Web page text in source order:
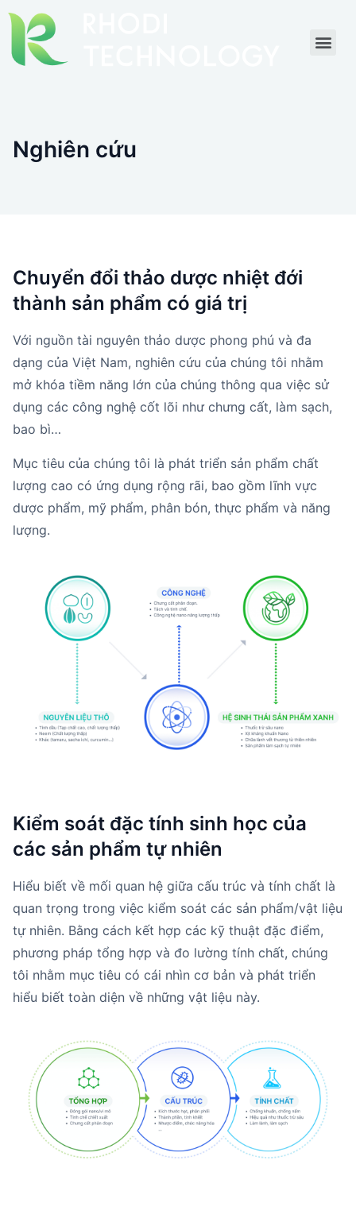
Nghiên cứu
Chuyển đổi thảo dược nhiệt đới
thành sản phẩm có giá trị
Với nguồn tài nguyên thảo dược phong phú và đa
dạng của Việt Nam, nghiên cứu của chúng tôi nhằm
mở khóa tiềm năng lớn của chúng thông qua việc sử
dụng các công nghệ cốt lõi như chưng cất, làm sạch,
bao bì…
Mục tiêu của chúng tôi là phát triển sản phẩm chất
lượng cao có ứng dụng rộng rãi, bao gồm lĩnh vực
dược phẩm, mỹ phẩm, phân bón, thực phẩm và năng
lượng.
Kiểm soát đặc tính sinh học của
các sản phẩm tự nhiên
Hiểu biết về mối quan hệ giữa cấu trúc và tính chất là
quan trọng trong việc kiểm soát các sản phẩm/vật liệu
tự nhiên. Bằng cách kết hợp các kỹ thuật đặc điểm,
phương pháp tổng hợp và đo lường tính chất, chúng
tôi nhằm mục tiêu có cái nhìn cơ bản và phát triển
hiểu biết toàn diện về những vật liệu này.